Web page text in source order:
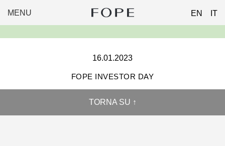
MENU
FOPE
GROUP
EN IT
16.01.2023
FOPE INVESTOR DAY
TORNA SU ↑